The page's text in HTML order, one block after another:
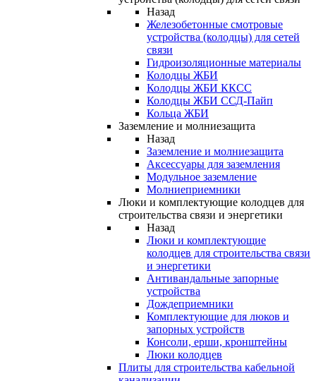
Назад
Железобетонные смотровые
устройства (колодцы) для сетей
связи
Гидроизоляционные материалы
Колодцы ЖБИ
Колодцы ЖБИ ККСС
Колодцы ЖБИ ССД-Пайп
Кольца ЖБИ
Заземление и молниезащита
Назад
Заземление и молниезащита
Аксессуары для заземления
Модульное заземление
Молниеприемники
Люки и комплектующие колодцев для
строительства связи и энергетики
Назад
Люки и комплектующие
колодцев для строительства связи
и энергетики
Антивандальные запорные
устройства
Дождеприемники
Комплектующие для люков и
запорных устройств
Консоли, ерши, кронштейны
Люки колодцев
Плиты для строительства кабельной